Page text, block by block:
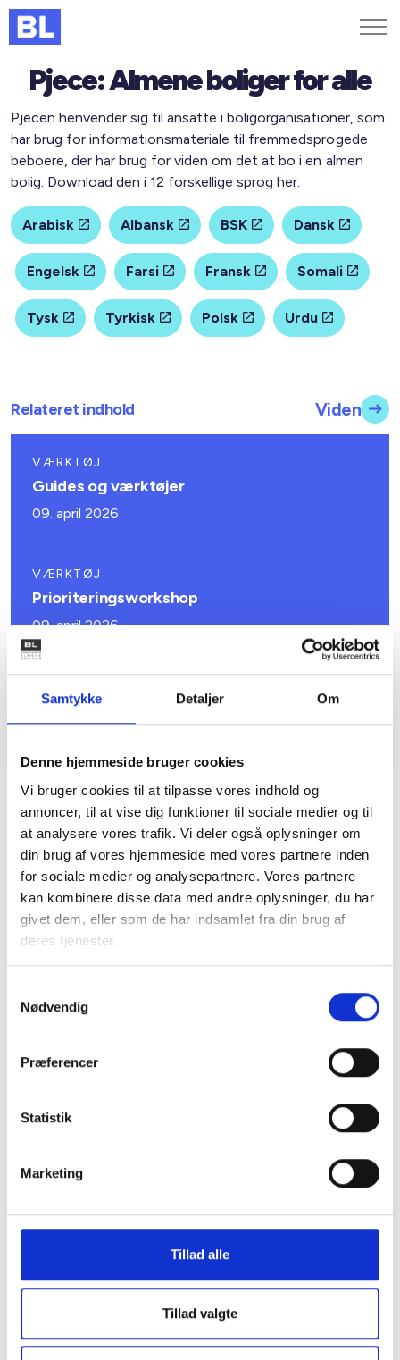
Samtykke Detaljer Om
Denne hjemmeside bruger cookies
Vi bruger cookies til at tilpasse vores indhold og
annoncer, til at vise dig funktioner til sociale medier og til
at analysere vores trafik. Vi deler også oplysninger om
din brug af vores hjemmeside med vores partnere inden
for sociale medier og analysepartnere. Vores partnere
kan kombinere disse data med andre oplysninger, du har
givet dem, eller som de har indsamlet fra din brug af
deres tjenester.
Nødvendig
Præferencer
Statistik
Marketing
Tillad alle
Tillad valgte
Genveje
Find medarbejder
Kurser og arrangementer
Jobportalen
MitBL
Pjece: Almene boliger for alle
Pjecen henvender sig til ansatte i boligorganisationer, som
har brug for informationsmateriale til fremmedsprogede
beboere, der har brug for viden om det at bo i en almen
bolig. Download den i 12 forskellige sprog her:
Arabisk Albansk BSK Dansk
Engelsk Farsi Fransk Somali
Tysk Tyrkisk Polsk Urdu
Relateret indhold Viden
VÆRKTØJ
Guides og værktøjer
09. april 2026
VÆRKTØJ
Prioriteringsworkshop
09. april 2026
Ambitionsworkshop
Studiestræde 50,
T +45 33 76 20 00
Ebl@bl.dk